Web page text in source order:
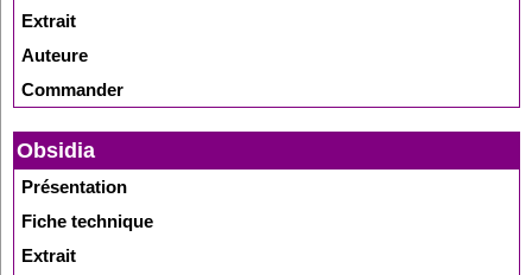
Extrait
Auteure
Commander
Obsidia
Présentation
Fiche technique
Extrait